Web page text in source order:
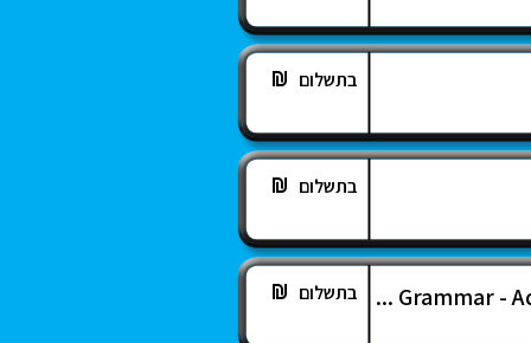
בתשלום
בתשלום
Grammar - בתשלום